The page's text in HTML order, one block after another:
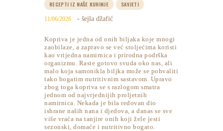
RECEPTI IZ NAŠE KUHINJE SAVJETI
11/06/2026 - šejla džafić
Kopriva je jedna od onih biljaka koje mnogi
zaobilaze, a zapravo se već stoljećima koristi
kao vrijedna namirnica i prirodna podrška
organizmu. Raste gotovo svuda oko nas, ali
malo koja samonikla biljka može se pohvaliti
tako bogatim nutritivnim sastavom. Upravo
zbog toga kopriva se s razlogom smatra
jednom od najvrjednijih proljetnih
namirnica. Nekada je bila redovan dio
ishrane naših nana i djedova, a danas se sve
više vraća na tanjire onih koji žele jesti
sezonski, domaće i nutritivno bogato.